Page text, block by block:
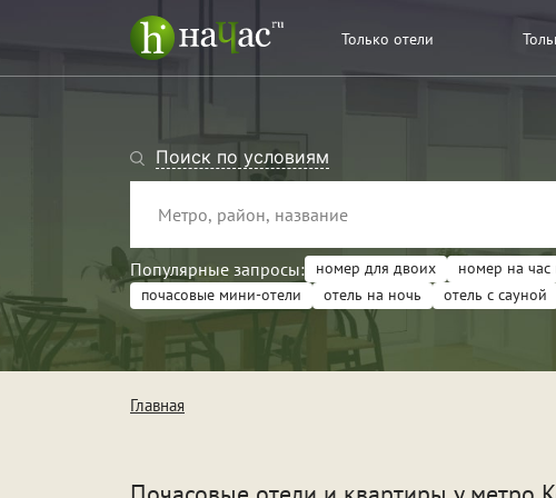
Только отели
Поиск по условиям
Популярные запросы: номер для двоих номер на час
почасовые мини-отели
отель на ночь отель с сауной
Поводы
Свидание
Главная